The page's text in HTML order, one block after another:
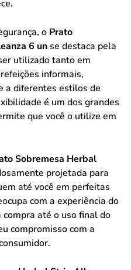
o Prato
6 un se destaca pela
utilizado tanto em
informais,
a diferentes estilos de
é um dos grandes
que você o utilize em
Sobremesa Herbal
projetada para
até você em perfeitas
com a experiência do
até o uso final do
compromisso com a